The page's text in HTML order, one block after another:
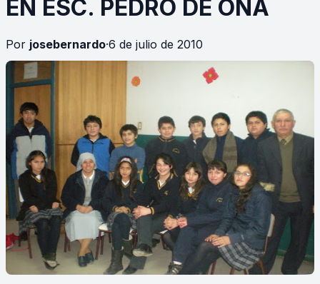
EN ESC. PEDRO DE OÑA
Por josebernardo·6 de julio de 2010